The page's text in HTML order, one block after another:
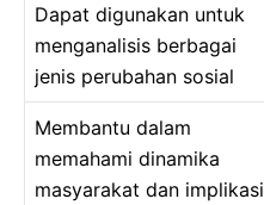
Dapat digunakan untuk
menganalisis berbagai
jenis perubahan sosial
Membantu dalam
memahami dinamika
masyarakat dan implikasi